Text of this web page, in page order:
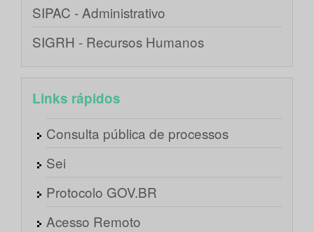
SIPAC - Administrativo
SIGRH - Recursos Humanos
Links rápidos
Consulta pública de processos
Sei
Protocolo GOV.BR
Acesso Remoto